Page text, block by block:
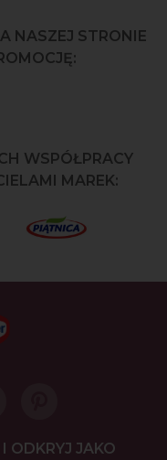
NASZEJ STRONIE
WSPÓŁPRACY
MAREK:
ODKRYJ JAKO